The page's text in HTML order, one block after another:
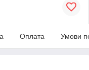
Оплата Умови